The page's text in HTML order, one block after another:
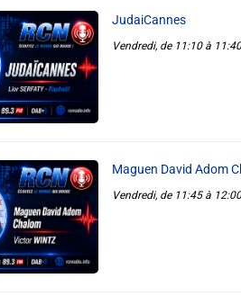
JudaiCannes
Vendredi, de 11:10 à 11:40
Maguen David Adom
Vendredi, de 11:45 à 12:00